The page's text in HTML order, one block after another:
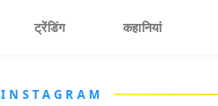
ट्रेंडिंग कहानियां
INSTAGRAM